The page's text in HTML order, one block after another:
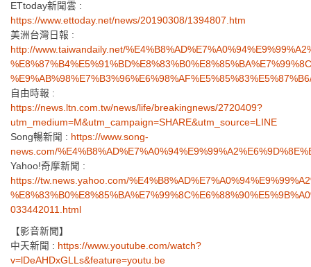
ETtoday新聞雲 :
https://www.ettoday.net/news/20190308/1394807.htm
美洲台灣日報 :
http://www.taiwandaily.net/
自由時報 :
https://news.ltn.com.tw/news/life/breakingnews/2720409?
utm_medium=M&utm_campaign=SHARE&utm_source=LINE
Song暢新聞 : https://www.song-
news.com/
Yahoo!奇摩新聞 :
https://tw.news.yahoo.com/
033442011.html
【影音新聞】
中天新聞 : https://www.youtube.com/watch?
v=lDeAHDxGLLs&feature=youtu.be